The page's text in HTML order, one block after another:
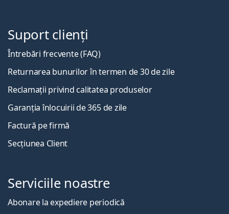
Suport clienți
Întrebări frecvente (FAQ)
Returnarea bunurilor în termen de 30 de zile
Reclamații privind calitatea produselor
Garanția înlocuirii de 365 de zile
Factură pe firmă
Secțiunea Client
Serviciile noastre
Abonare la expediere periodică